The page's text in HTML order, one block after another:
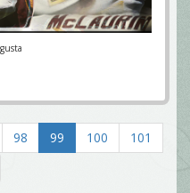
98 99 100
101